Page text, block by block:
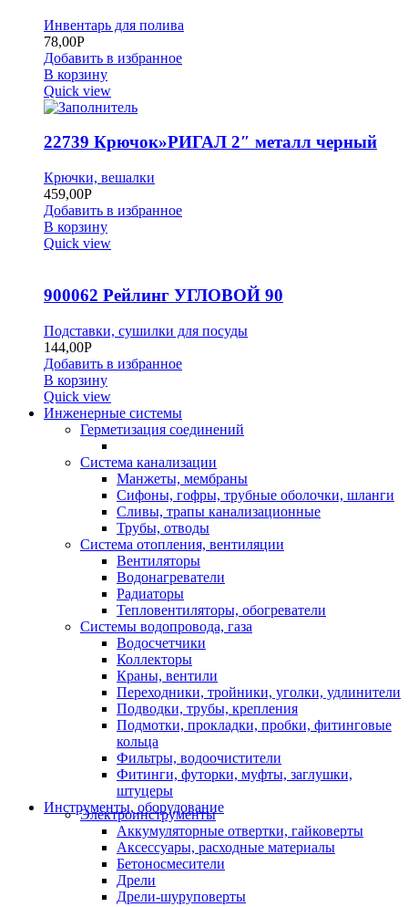
Инвентарь для полива
78,00Р
Добавить в избранное
В корзину
Quick view
22739 Крючок»РИГАЛ 2″ металл черный
Крючки, вешалки
459,00Р
Добавить в избранное
В корзину
Quick view
900062 Рейлинг УГЛОВОЙ 90
Подставки, сушилки для посуды
144,00Р
Добавить в избранное
В корзину
Quick view
Инженерные системы
Герметизация соединений
Система канализации
Манжеты, мембраны
Сифоны, гофры, трубные оболочки, шланги
Сливы, трапы канализационные
Трубы, отводы
Система отопления, вентиляции
Вентиляторы
Водонагреватели
Радиаторы
Тепловентиляторы, обогреватели
Системы водопровода, газа
Водосчетчики
Коллекторы
Краны, вентили
Переходники, тройники, уголки, удлинители
Подводки, трубы, крепления
Подмотки, прокладки, пробки, фитинговые
кольца
Фильтры, водоочистители
Фитинги, футорки, муфты, заглушки,
штуцеры
Инструменты, оборудование
Электроинструменты
Аккумуляторные отвертки, гайковерты
Аксессуары, расходные материалы
Бетоносмесители
Дрели
Дрели-шуруповерты